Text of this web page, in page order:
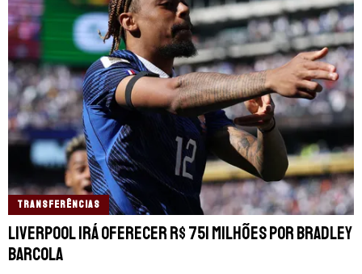
TRANSFERÊNCIAS
Liverpool irá oferecer R$ 751 milhões por Bradley
Barcola